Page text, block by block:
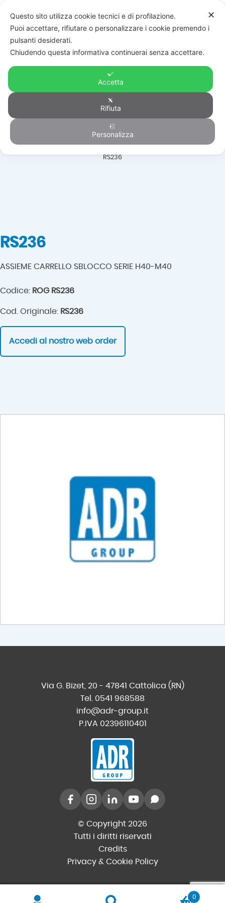
Automazione
HOME/PRODOTTI/AUTOMAZIONE/PORTE BASCULANTI SEZIONALI/
RS236
RS236
ASSIEME CARRELLO SBLOCCO SERIE H40-M40
Codice: ROG RS236
Cod. Originale: RS236
Accedi al nostro web order
Via G. Bizet, 20 - 47841 Cattolica (RN)
Tel. 0541 968588
info@adr-group.it
P.IVA 02396110401
© Copyright 2026
Tutti i diritti riservati
Credits
Privacy & Cookie Policy
0
✕
Questo sito utilizza cookie tecnici e di profilazione.
Puoi accettare, rifiutare o personalizzare i cookie premendo i
pulsanti desiderati.
Chiudendo questa informativa continuerai senza accettare.
Accetta
Rifiuta
Personalizza